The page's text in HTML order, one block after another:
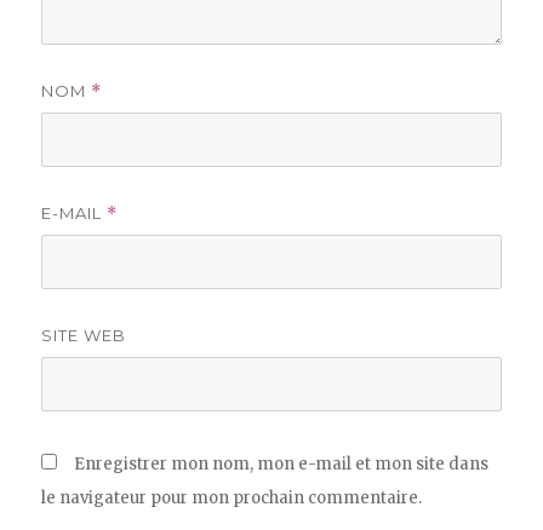
NOM *
E-MAIL *
SITE WEB
Enregistrer mon nom, mon e-mail et mon site dans
le navigateur pour mon prochain commentaire.